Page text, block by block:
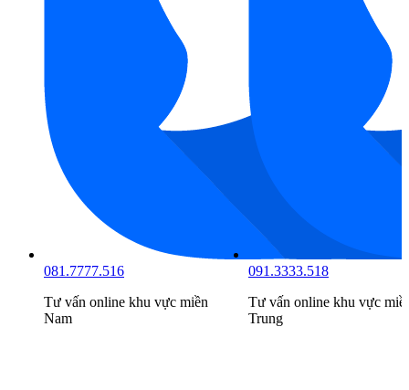
081.7777.516
Tư vấn online khu vực miền
Nam
091.3333.518
Tư vấn online khu vực
Trung